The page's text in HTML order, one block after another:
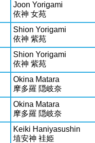
Joon Yorigami
依神 女苑
Shion Yorigami
依神 紫苑
Shion Yorigami
依神 紫苑
Okina Matara
摩多羅 隠岐奈
Okina Matara
摩多羅 隠岐奈
Keiki Haniyasushin
埴安神 袿姫